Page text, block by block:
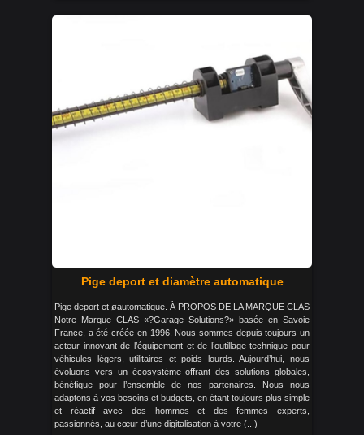
Pige deport et diamètre automatique
Pige deport et øautomatique. À PROPOS DE LA MARQUE CLAS
Notre Marque CLAS «?Garage Solutions?» basée en Savoie
France, a été créée en 1996. Nous sommes depuis toujours un
acteur innovant de l’équipement et de l’outillage technique pour
véhicules légers, utilitaires et poids lourds. Aujourd’hui, nous
évoluons vers un écosystème offrant des solutions globales,
bénéfique pour l’ensemble de nos partenaires. Nous nous
adaptons à vos besoins et budgets, en étant toujours plus simple
et réactif avec des hommes et des femmes experts,
passionnés, au cœur d’une digitalisation à votre (...)